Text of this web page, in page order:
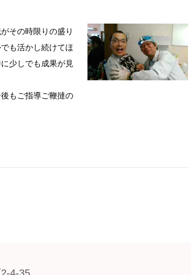
その時限りの盛り
も活かし続けてほ
少しでも成果が見
もご指導ご鞭撻の